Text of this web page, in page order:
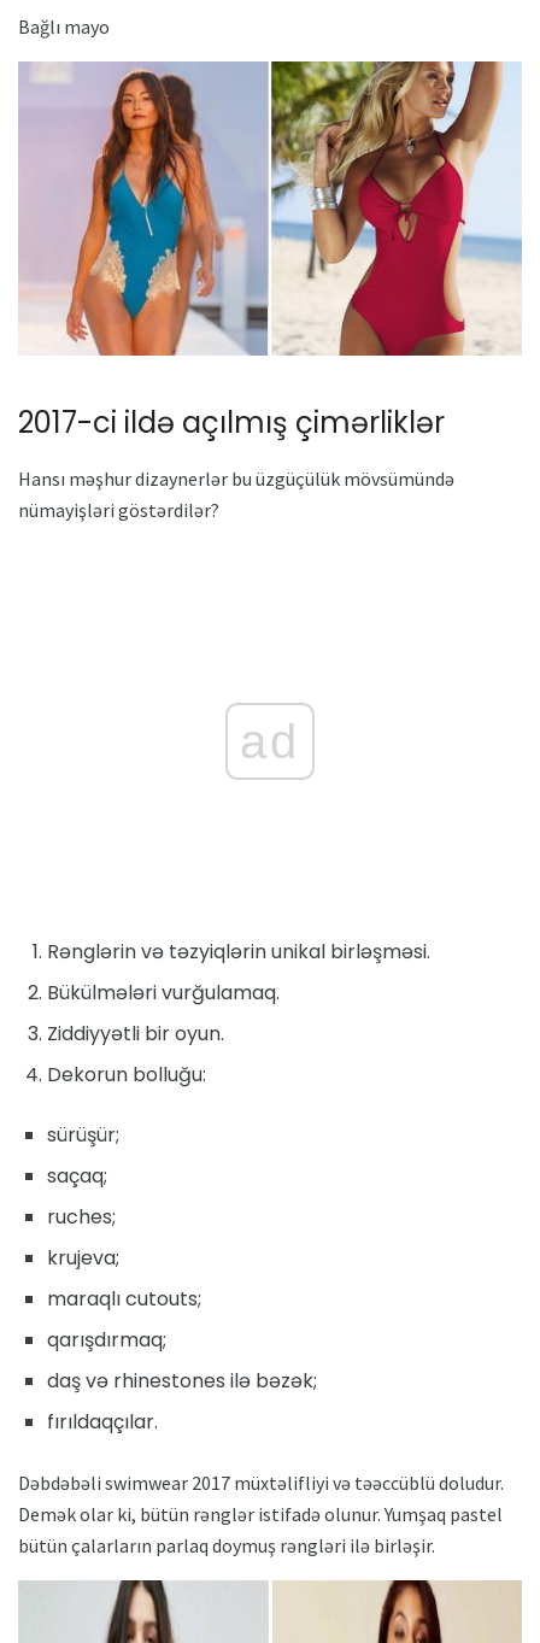
Bağlı mayo
2017-ci ildə açılmış çimərliklər
Hansı məşhur dizaynerlər bu üzgüçülük mövsümündə
nümayişləri göstərdilər?
ad
Rənglərin və təzyiqlərin unikal birləşməsi.
Bükülmələri vurğulamaq.
Ziddiyyətli bir oyun.
Dekorun bolluğu:
sürüşür;
saçaq;
ruches;
krujeva;
maraqlı cutouts;
qarışdırmaq;
daş və rhinestones ilə bəzək;
fırıldaqçılar.
Dəbdəbəli swimwear 2017 müxtəlifliyi və təəccüblü doludur.
Demək olar ki, bütün rənglər istifadə olunur. Yumşaq pastel
bütün çalarların parlaq doymuş rəngləri ilə birləşir.